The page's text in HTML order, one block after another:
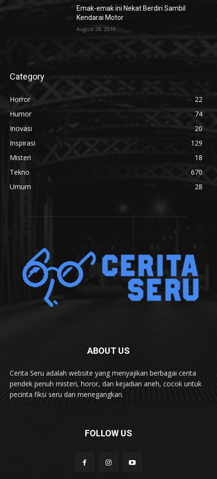
Emak-emak ini Nekat Berdiri Sambil
Kendarai Motor
August 28, 2019
Category
Horror
22
Humor
74
Inovasi
20
Inspirasi
129
Misteri
18
Tekno
670
Umum
28
ABOUT US
Cerita Seru adalah website yang menyajikan berbagai cerita
pendek penuh misteri, horor, dan kejadian aneh, cocok untuk
pecinta fiksi seru dan menegangkan.
FOLLOW US